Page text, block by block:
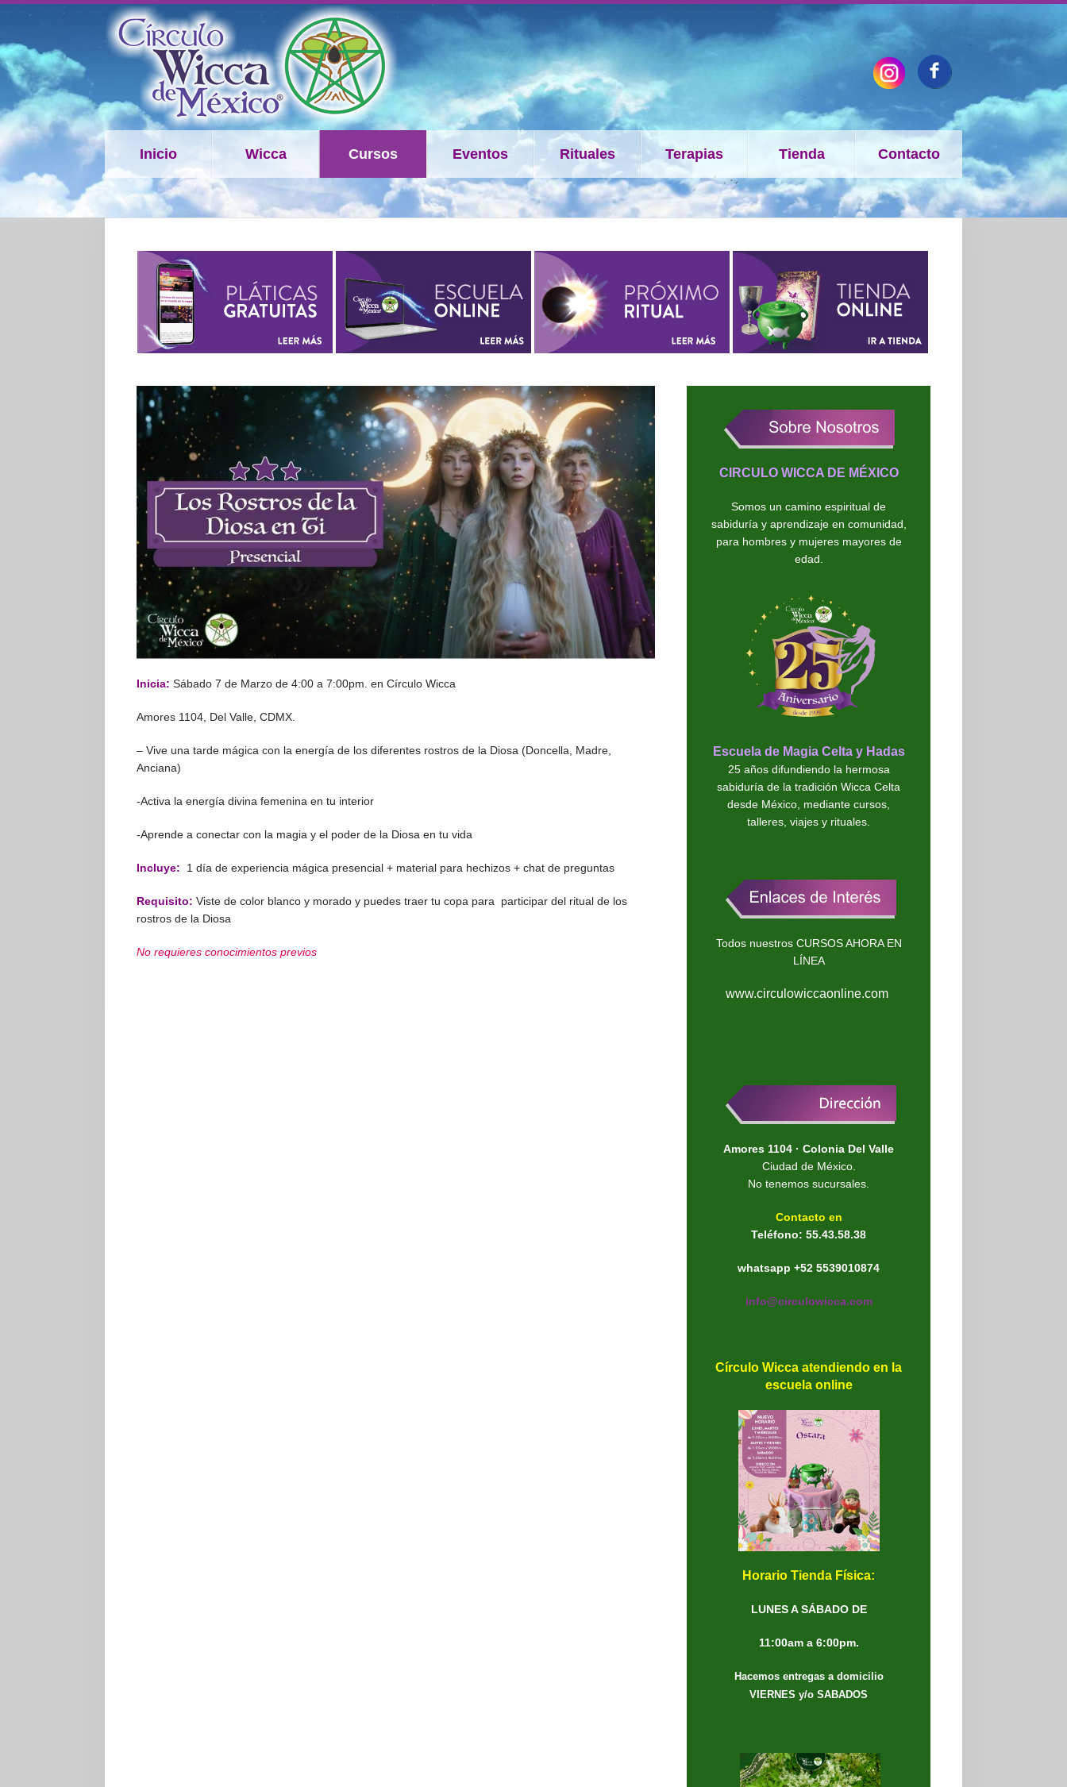
Inicio Wicca Cursos Eventos Rituales Terapias Tienda Contacto
Inicia: Sábado 7 de Marzo de 4:00 a 7:00pm. en Círculo Wicca
Amores 1104, Del Valle, CDMX.
– Vive una tarde mágica con la energía de los diferentes rostros de la Diosa (Doncella, Madre,
Anciana)
-Activa la energía divina femenina en tu interior
-Aprende a conectar con la magia y el poder de la Diosa en tu vida
Incluye: 1 día de experiencia mágica presencial + material para hechizos + chat de preguntas
Requisito: Viste de color blanco y morado y puedes traer tu copa para participar del ritual de los
rostros de la Diosa
No requieres conocimientos previos
CIRCULO WICCA DE MÉXICO
Somos un camino espiritual de
sabiduría y aprendizaje en comunidad,
para hombres y mujeres mayores de
edad.
Escuela de Magia Celta y Hadas
25 años difundiendo la hermosa
sabiduría de la tradición Wicca Celta
desde México, mediante cursos,
talleres, viajes y rituales.
Todos nuestros CURSOS AHORA EN
LÍNEA
www.circulowiccaonline.com
Amores 1104 · Colonia Del Valle
Ciudad de México.
No tenemos sucursales.
Contacto en
Teléfono: 55.43.58.38
whatsapp +52 5539010874
info@circulowicca.com
Círculo Wicca atendiendo en la
escuela online
Horario Tienda Física:
LUNES A SÁBADO DE
11:00am a 6:00pm.
Hacemos entregas a domicilio
VIERNES y/o SABADOS